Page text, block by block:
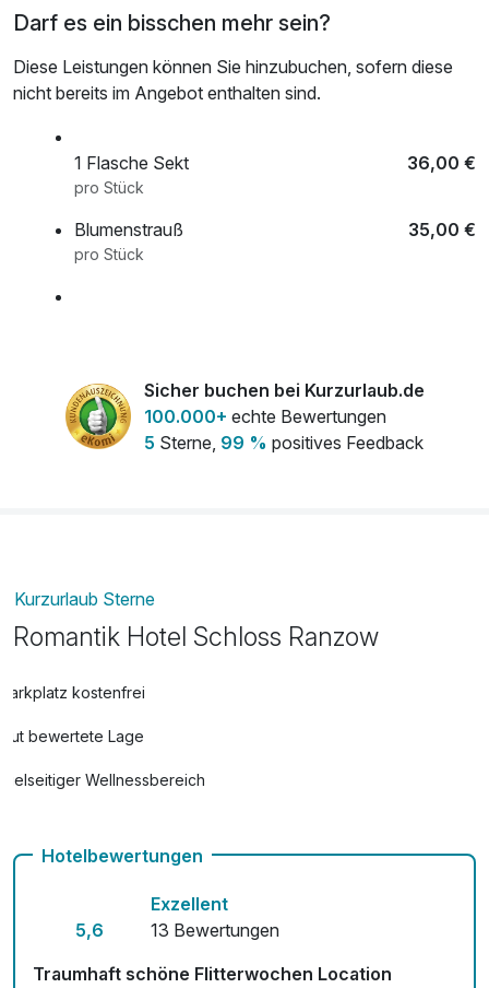
Darf es ein bisschen mehr sein?
Diese Leistungen können Sie hinzubuchen, sofern diese
nicht bereits im Angebot enthalten sind.
1 Flasche Sekt 36,00 €
pro Stück
Blumenstrauß 35,00 €
pro Stück
Obstteller 16,00 €
pro Stück
Sicher buchen bei Kurzurlaub.de
100.000+ echte Bewertungen
5 Sterne, 99 % positives Feedback
Kurzurlaub Sterne
Romantik Hotel Schloss Ranzow
Parkplatz kostenfrei
Gut bewertete Lage
Vielseitiger Wellnessbereich
Auch vegetarische Speisen
Fitnessgeräte stehen bereit
Hotelbewertungen
5,6
Exzellent
13 Bewertungen
Traumhaft schöne Flitterwochen Location